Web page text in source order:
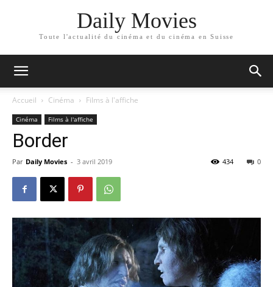
Daily Movies
Toute l'actualité du cinéma et du cinéma en Suisse
Accueil Cinéma Films à l'affiche
Cinéma Films à l'affiche
Border
Par Daily Movies - 3 avril 2019 0
434